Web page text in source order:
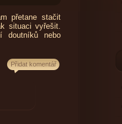
přetane stačit
situaci vyřešit.
doutníků nebo
Přidat komentář